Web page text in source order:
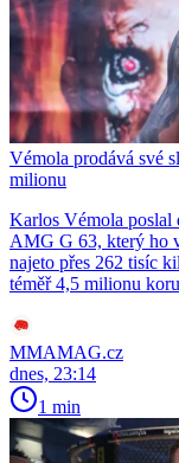
Vémola prodává své
milionu
Karlos Vémola poslal
AMG G 63, který ho
najeto přes 262 tisíc
téměř 4,5 milionu
MMAMAG.cz
dnes, 23:14
1 min